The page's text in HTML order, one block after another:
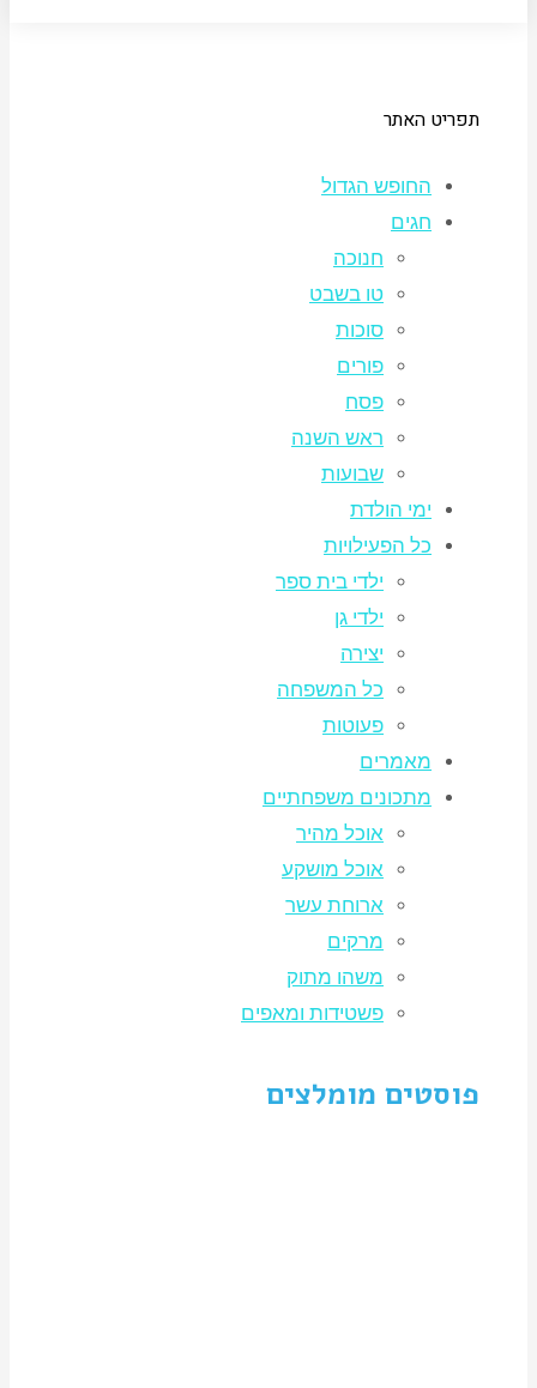
תפריט האתר
החופש הגדול
חגים
חנוכה
טו בשבט
סוכות
פורים
פסח
ראש השנה
שבועות
ימי הולדת
כל הפעילויות
ילדי בית ספר
ילדי גן
יצירה
כל המשפחה
פעוטות
מאמרים
מתכונים משפחתיים
אוכל מהיר
אוכל מושקע
ארוחת עשר
מרקים
משהו מתוק
פשטידות ומאפים
פוסטים מומלצים